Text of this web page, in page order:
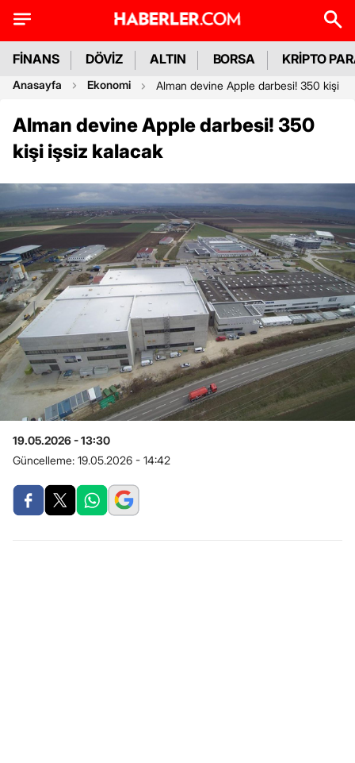
FİNANS DÖVİZ ALTIN BORSA KRİPTO
Anasayfa Ekonomi Alman devine Apple darbesi! 350 kişi
Alman devine Apple darbesi! 350
kişi işsiz kalacak
19.05.2026 - 13:30
Güncelleme: 19.05.2026 - 14:42